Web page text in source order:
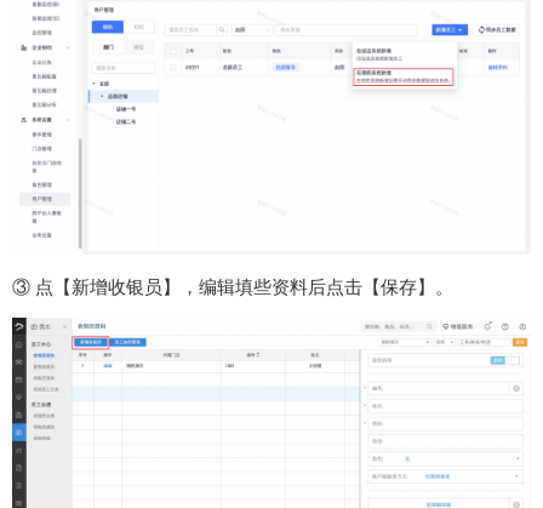
③ 点【新增收银员】，编辑填些资料后点击【保存】。